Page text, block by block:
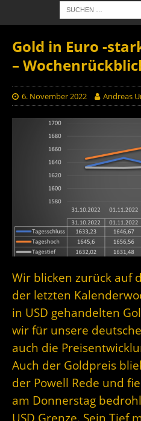
Gold in Euro -
–
6. November 2022 Andreas
Wir blicken zurück auf
der letzten
in USD gehandelten
wir für unsere
auch die
Auch der Goldpreis
der Powell Rede und
am Donnerstag
USD Grenze. Sein Tief